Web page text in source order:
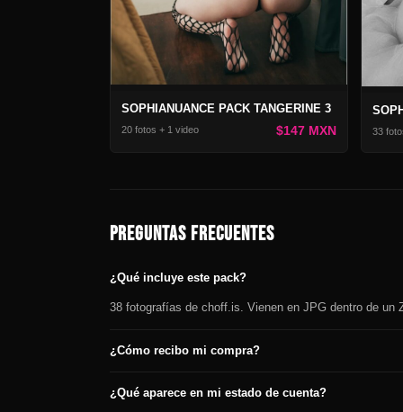
SOPHIANUANCE PACK TANGERINE 3
20 fotos + 1 video $147 MXN 33
PREGUNTAS FRECUENTES
¿Qué incluye este pack?
38 fotografías de choff.is. Vienen en JPG dentro de un
¿Cómo recibo mi compra?
¿Qué aparece en mi estado de cuenta?